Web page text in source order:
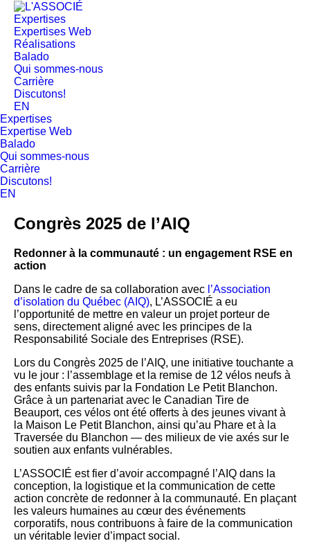
Expertises
Expertises Web
Réalisations
Balado
Qui sommes-nous
Carrière
Discutons!
EN
Expertises
Expertise Web
Balado
Qui sommes-nous
Carrière
Discutons!
EN
Congrès 2025 de l’AIQ
Redonner à la communauté : un engagement RSE en
action
Dans le cadre de sa collaboration avec l’Association
d’isolation du Québec (AIQ), L’ASSOCIÉ a eu
l’opportunité de mettre en valeur un projet porteur de
sens, directement aligné avec les principes de la
Responsabilité Sociale des Entreprises (RSE).
Lors du Congrès 2025 de l’AIQ, une initiative touchante a
vu le jour : l’assemblage et la remise de 12 vélos neufs à
des enfants suivis par la Fondation Le Petit Blanchon.
Grâce à un partenariat avec le Canadian Tire de
Beauport, ces vélos ont été offerts à des jeunes vivant à
la Maison Le Petit Blanchon, ainsi qu’au Phare et à la
Traversée du Blanchon — des milieux de vie axés sur le
soutien aux enfants vulnérables.
L’ASSOCIÉ est fier d’avoir accompagné l’AIQ dans la
conception, la logistique et la communication de cette
action concrète de redonner à la communauté. En plaçant
les valeurs humaines au cœur des événements
corporatifs, nous contribuons à faire de la communication
un véritable levier d’impact social.